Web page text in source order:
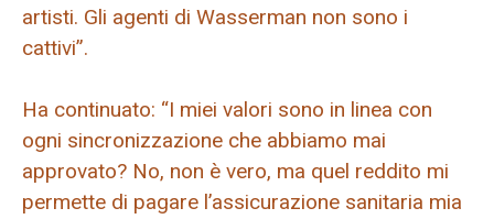
artisti. Gli agenti di Wasserman non sono i
cattivi”.
Ha continuato: “I miei valori sono in linea con
ogni sincronizzazione che abbiamo mai
approvato? No, non è vero, ma quel reddito mi
permette di pagare l’assicurazione sanitaria mia